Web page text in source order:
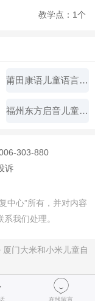
教学点：1个
莆田康语儿童语言康复中心
福州东方启音儿童康复中心
303-880
诉
中心”所有，并对内容
我们处理。
厦门大米和小米儿童自
在线留言